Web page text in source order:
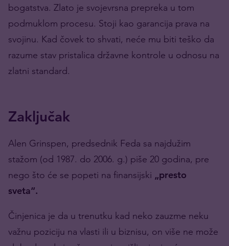
bogatstva. Zlato je svojevrsna prepreka u tom
podmuklom procesu. Stoji kao garancija prava na
svojinu. Kad čovek to shvati, neće mu biti teško da
razume stav pristalica državne kontrole u odnosu na
zlatni standard.
Zaključak
Alen Grinspen, predsednik Feda sa najdužim
stažom (od 1987. do 2006. g.) piše 20 godina, pre
nego što će se popeti na finansijski „presto
sveta“.
Činjenica je da u trenutku kad neko zauzme neku
važnu poziciju na vlasti ili u biznisu, on više ne može